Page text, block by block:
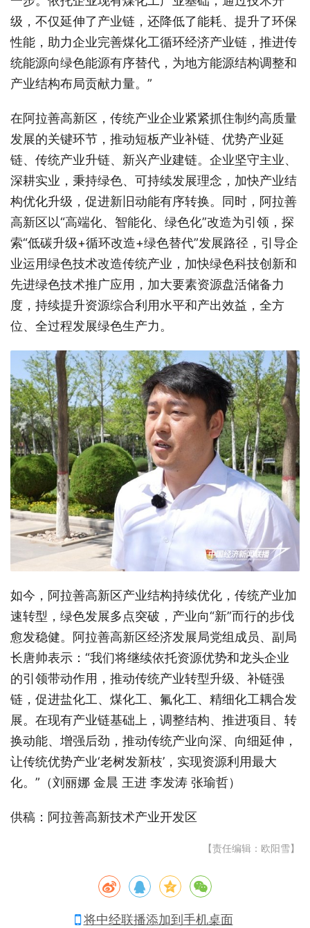
级，不仅延伸了产业链，还降低了能耗、提升了环保
性能，助力企业完善煤化工循环经济产业链，推进传
统能源向绿色能源有序替代，为地方能源结构调整和
产业结构布局贡献力量。”
在阿拉善高新区，传统产业企业紧紧抓住制约高质量
发展的关键环节，推动短板产业补链、优势产业延
链、传统产业升链、新兴产业建链。企业坚守主业、
深耕实业，秉持绿色、可持续发展理念，加快产业结
构优化升级，促进新旧动能有序转换。同时，阿拉善
高新区以“高端化、智能化、绿色化”改造为引领，探
索“低碳升级+循环改造+绿色替代”发展路径，引导企
业运用绿色技术改造传统产业，加快绿色科技创新和
先进绿色技术推广应用，加大要素资源盘活储备力
度，持续提升资源综合利用水平和产出效益，全方
位、全过程发展绿色生产力。
如今，阿拉善高新区产业结构持续优化，传统产业加
速转型，绿色发展多点突破，产业向“新”而行的步伐
愈发稳健。阿拉善高新区经济发展局党组成员、副局
长唐帅表示：“我们将继续依托资源优势和龙头企业
的引领带动作用，推动传统产业转型升级、补链强
链，促进盐化工、煤化工、氟化工、精细化工耦合发
展。在现有产业链基础上，调整结构、推进项目、转
换动能、增强后劲，推动传统产业向深、向细延伸，
让传统优势产业‘老树发新枝’，实现资源利用最大
化。”（刘丽娜 金晨 王进 李发涛 张瑜哲）
供稿：阿拉善高新技术产业开发区
【责任编辑：欧阳雪】
将中经联播添加到手机桌面